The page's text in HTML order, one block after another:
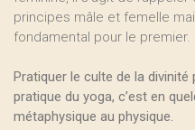
principes mâle et femelle
fondamental pour le premier.
Pratiquer le culte de la
pratique du yoga, c’est en
métaphysique au physique.